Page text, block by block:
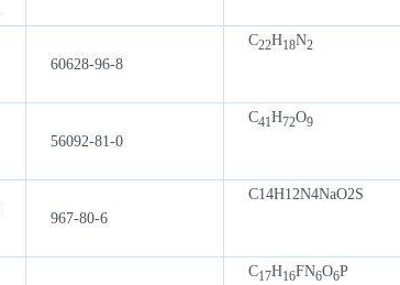
60628-96-8
C22H18N2
56092-81-0
C41H72O9
967-80-6
C14H12N4NaO2S
C17H16FN6O6P